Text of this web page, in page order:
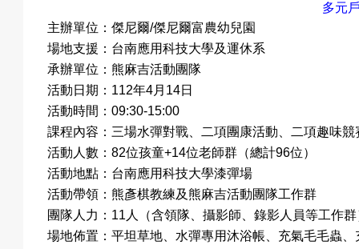
動
項
目
多元
主辦單位：傑尼爾/傑尼爾富農幼兒園
場地支援：台南應用科技大學及運休系
承辦單位：熊麻吉活動團隊
活動日期：112年4月14日
活動時間：09:30-15:00
課程內容：三場水彈對戰、二項團康活動、二項趣味競
活動人數：82位孩童+14位老師群（總計96位）
活動地點：台南應用科技大學漆彈場
活動帶領：熊彥棋教練及熊麻吉活動團隊工作群
團隊人力：11人（含領隊、攝影師、錄影人員等工作
場地佈置：平坦草地、水彈專用沐浴帳、充氣毛毛蟲、